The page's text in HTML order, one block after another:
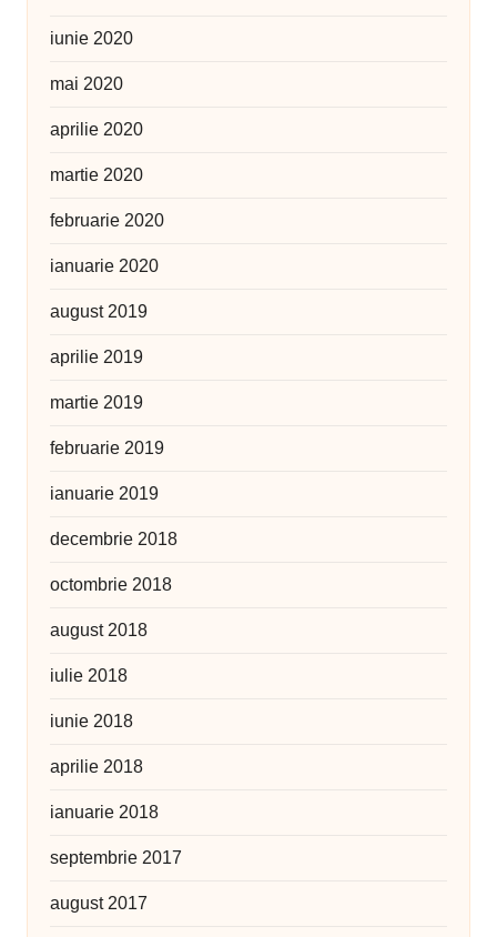
iunie 2020
mai 2020
aprilie 2020
martie 2020
februarie 2020
ianuarie 2020
august 2019
aprilie 2019
martie 2019
februarie 2019
ianuarie 2019
decembrie 2018
octombrie 2018
august 2018
iulie 2018
iunie 2018
aprilie 2018
ianuarie 2018
septembrie 2017
august 2017